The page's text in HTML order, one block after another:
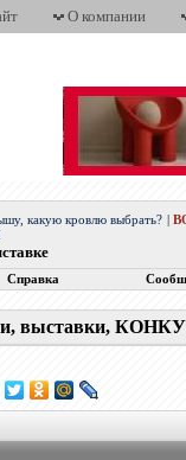
О компании
какую кровлю выбрать?
Справка
выставки,